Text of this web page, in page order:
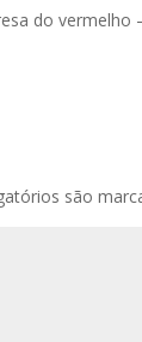
do vermelho
são